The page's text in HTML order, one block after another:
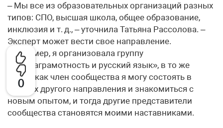
0
– Мы все из образовательных организаций разных
типов: СПО, высшая школа, общее образование,
инклюзия и т. д., – уточнила Татьяна Рассолова. –
Эксперт может вести свое направление.
Например, я организовала группу
«Медиаграмотность и русский язык», в то же
время как член сообщества я могу состоять в
группах другого направления и знакомиться с
новым опытом, и тогда другие представители
сообщества становятся моими наставниками.